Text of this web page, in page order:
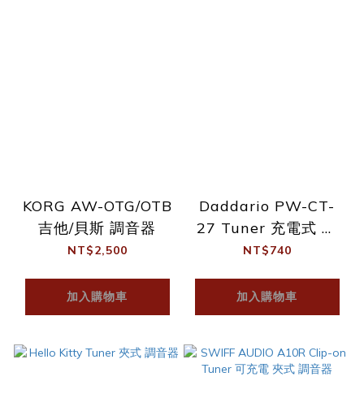
KORG AW-OTG/OTB
吉他/貝斯 調音器
NT$2,500
加入購物車
Daddario PW-CT-
27 Tuner 充電式 夾
式調音器
NT$740
加入購物車